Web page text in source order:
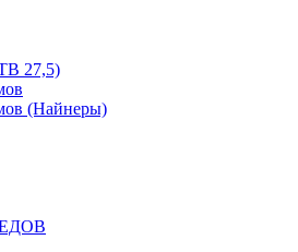
27,5)
(Найнеры)